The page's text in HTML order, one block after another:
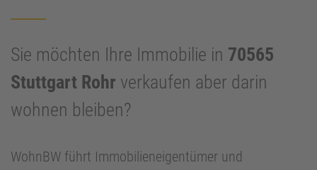
Sie möchten Ihre Immobilie in 70565
Stuttgart Rohr verkaufen aber darin
wohnen bleiben?
WohnBW führt Immobilieneigentümer und